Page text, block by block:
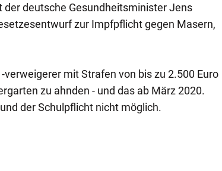
deutsche Gesundheitsminister Jens
zur Impfpflicht gegen Masern,
mit Strafen von bis zu 2.500 Euro
zu ahnden - und das ab März 2020.
der Schulpflicht nicht möglich.